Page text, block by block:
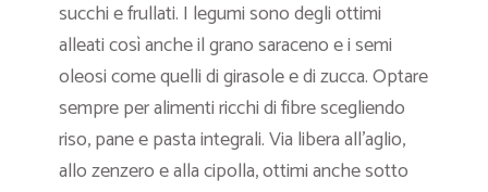
succhi e frullati. I legumi sono degli ottimi
alleati così anche il grano saraceno e i semi
oleosi come quelli di girasole e di zucca. Optare
sempre per alimenti ricchi di fibre scegliendo
riso, pane e pasta integrali. Via libera all’aglio,
allo zenzero e alla cipolla, ottimi anche sotto